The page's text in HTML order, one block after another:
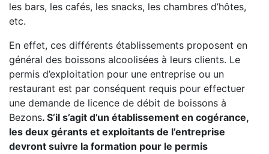
les bars, les cafés, les snacks, les chambres d’hôtes,
etc.
En effet, ces différents établissements proposent en
général des boissons alcoolisées à leurs clients. Le
permis d’exploitation pour une entreprise ou un
restaurant est par conséquent requis pour effectuer
une demande de licence de débit de boissons à
Bezons. S’il s’agit d’un établissement en cogérance,
les deux gérants et exploitants de l’entreprise
devront suivre la formation pour le permis